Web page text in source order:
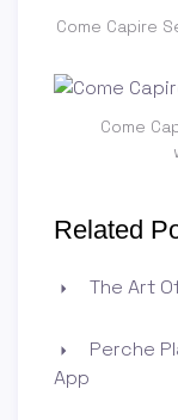
Come Capire
Come
Related
The Art
Perche
App